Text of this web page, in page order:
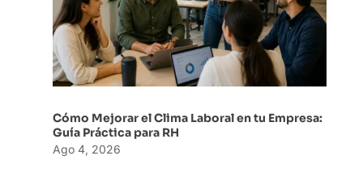
Cómo Mejorar el Clima Laboral en tu Empresa:
Guía Práctica para RH
Ago 4, 2026